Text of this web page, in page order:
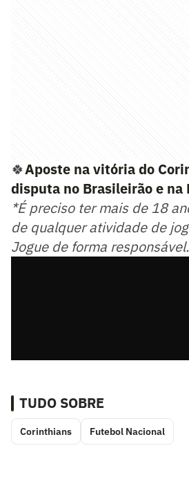
🍀Aposte na vitória do
disputa no Brasileirão e na
*É preciso ter mais de 18
de qualquer atividade de
Jogue de forma responsável.
TUDO SOBRE
Corinthians Futebol Nacional